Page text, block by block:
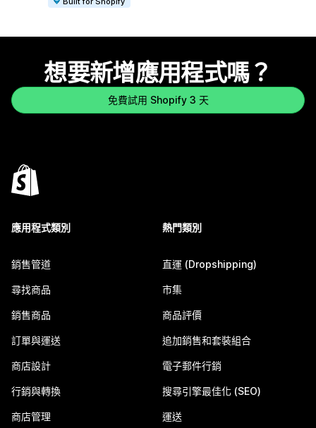
想要新增應用程式嗎？
免費試用 Shopify 3 天
應用程式類別
銷售管道
尋找商品
銷售商品
訂單與運送
商店設計
行銷與轉換
商店管理
熱門類別
直運 (Dropshipping)
市集
商品評價
追加銷售和套裝組合
電子郵件行銷
搜尋引擎最佳化 (SEO)
運送